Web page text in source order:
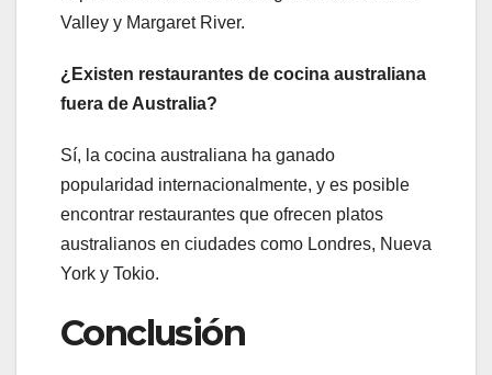
Valley y Margaret River.
¿Existen restaurantes de cocina australiana
fuera de Australia?
Sí, la cocina australiana ha ganado
popularidad internacionalmente, y es posible
encontrar restaurantes que ofrecen platos
australianos en ciudades como Londres, Nueva
York y Tokio.
Conclusión